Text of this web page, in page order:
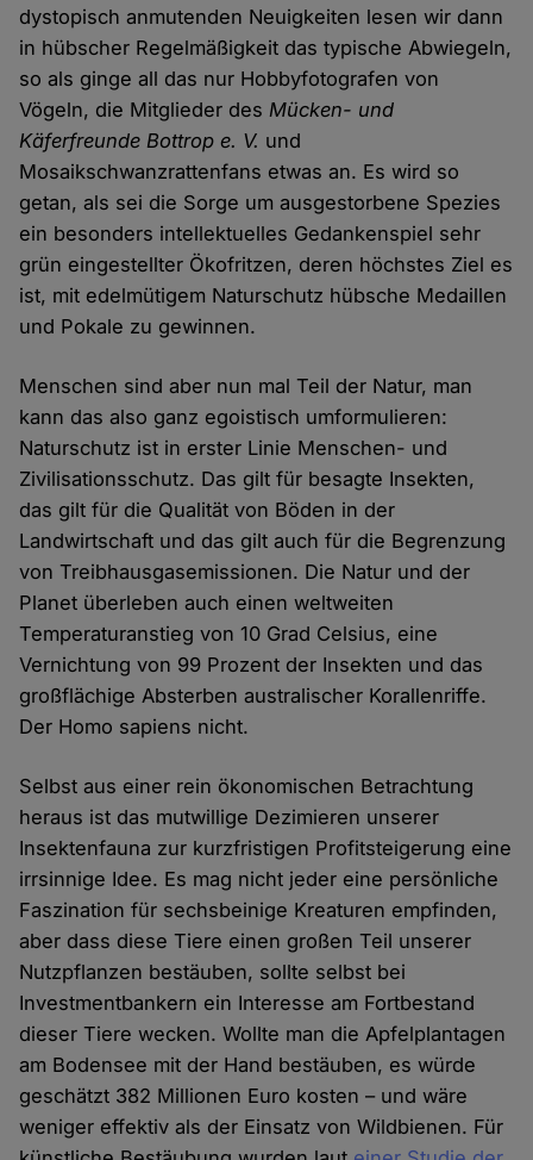
dystopisch anmutenden Neuigkeiten lesen wir dann
in hübscher Regelmäßigkeit das typische Abwiegeln,
so als ginge all das nur Hobbyfotografen von
Vögeln, die Mitglieder desMücken- und
Käferfreunde Bottrop e. V. und
Mosaikschwanzrattenfans etwas an. Es wird so
getan, als sei die Sorge um ausgestorbene Spezies
ein besonders intellektuelles Gedankenspiel sehr
grün eingestellter Ökofritzen, deren höchstes Ziel es
ist, mit edelmütigem Naturschutz hübsche Medaillen
und Pokale zu gewinnen.
Menschen sind aber nun mal Teil der Natur, man
kann das also ganz egoistisch umformulieren:
Naturschutz ist in erster Linie Menschen- und
Zivilisationsschutz. Das gilt für besagte Insekten,
das gilt für die Qualität von Böden in der
Landwirtschaft und das gilt auch für die Begrenzung
von Treibhausgasemissionen. Die Natur und der
Planet überleben auch einen weltweiten
Temperaturanstieg von 10 Grad Celsius, eine
Vernichtung von 99 Prozent der Insekten und das
großflächige Absterben australischer Korallenriffe.
Der Homo sapiens nicht.
Selbst aus einer rein ökonomischen Betrachtung
heraus ist das mutwillige Dezimieren unserer
Insektenfauna zur kurzfristigen Profitsteigerung eine
irrsinnige Idee. Es mag nicht jeder eine persönliche
Faszination für sechsbeinige Kreaturen empfinden,
aber dass diese Tiere einen großen Teil unserer
Nutzpflanzen bestäuben, sollte selbst bei
Investmentbankern ein Interesse am Fortbestand
dieser Tiere wecken. Wollte man die Apfelplantagen
am Bodensee mit der Hand bestäuben, es würde
geschätzt 382 Millionen Euro kosten – und wäre
weniger effektiv als der Einsatz von Wildbienen. Für